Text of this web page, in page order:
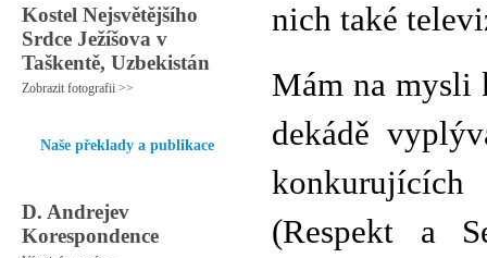
Kostel Nejsvětějšího
Srdce Ježíšova v
Taškentě, Uzbekistán
Zobrazit fotografii >>
Naše překlady a publikace
D. Andrejev
Korespondence
nich také
Mám na mysli
dekádě
konkurujících
(Respekt a